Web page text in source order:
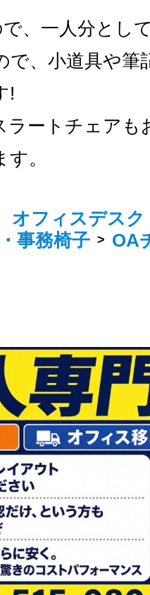
、一人分とし
で、小道具や
!
ラートチェア
。
オフィスデスク
事務椅子 > OA